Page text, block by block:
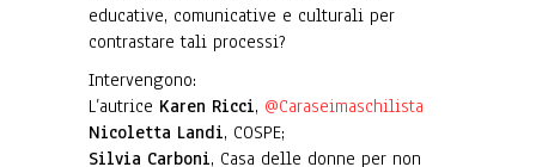
educative, comunicative e culturali per
contrastare tali processi?
Intervengono:
L’autrice Karen Ricci, @Caraseimaschilista
Nicoletta Landi, COSPE;
Silvia Carboni, Casa delle donne per non